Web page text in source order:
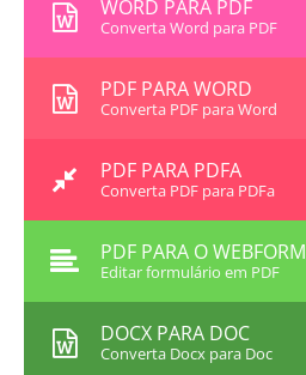
WORD PARA PDF
Converta Word para PDF
PDF PARA WORD
Converta PDF para Word
PDF PARA PDFA
Converta PDF para PDFa
PDF PARA O WEBFORM
Editar formulário em PDF
DOCX PARA DOC
Converta Docx para Doc